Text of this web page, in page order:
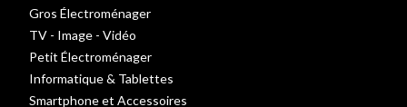
Gros Électroménager
TV - Image - Vidéo
Petit Électroménager
Informatique & Tablettes
Smartphone et Accessoires